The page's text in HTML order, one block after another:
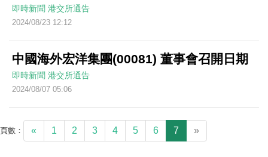
即時新聞 港交所通告
2024/08/23 12:12
中國海外宏洋集團(00081) 董事會召開日期
即時新聞 港交所通告
2024/08/07 05:06
頁數： « 1 2 3 4 5 6 7 »